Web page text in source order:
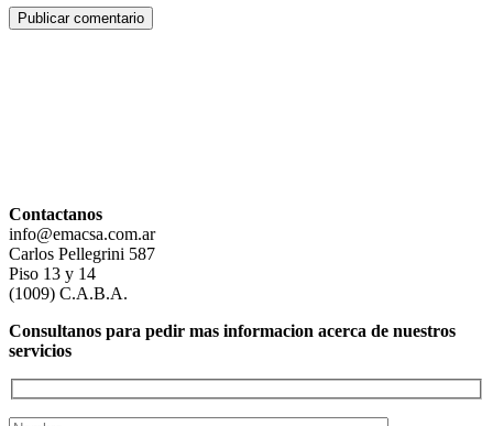
Contactanos
info@emacsa.com.ar
Carlos Pellegrini 587
Piso 13 y 14
(1009) C.A.B.A.
Consultanos para pedir mas informacion acerca de nuestros
servicios